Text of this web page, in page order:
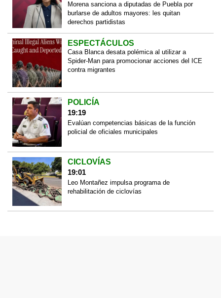
Morena sanciona a diputadas de Puebla por
burlarse de adultos mayores: les quitan
derechos partidistas
ESPECTÁCULOS
Casa Blanca desata polémica al utilizar a
Spider-Man para promocionar acciones del ICE
contra migrantes
POLICÍA
19:19
Evalúan competencias básicas de la función
policial de oficiales municipales
CICLOVÍAS
19:01
Leo Montañez impulsa programa de
rehabilitación de ciclovías